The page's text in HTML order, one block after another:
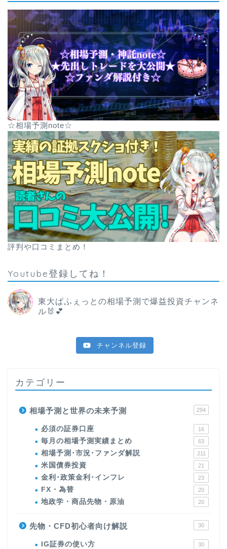
☆相場予測note☆
評判や口コミまとめ！
Youtube登録してね！
東大ぱふぇっとの相場予測で爆益投資チャンネ
ル🐰💕
チャンネル登録
カテゴリー
相場予測と世界の未来予測 294
必須の証券口座 16
毎月の相場予測実績まとめ 63
相場予測･市況･ファンダ解説 211
米国債券投資 21
金利･政策金利･インフレ 23
FX・為替 20
地政学・商品先物・原油 20
先物・CFD初心者向け解説 30
IG証券の使い方 30